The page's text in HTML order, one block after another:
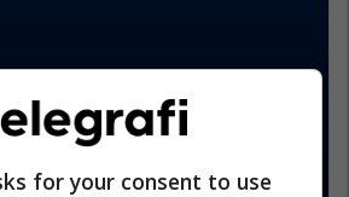
for your consent to use